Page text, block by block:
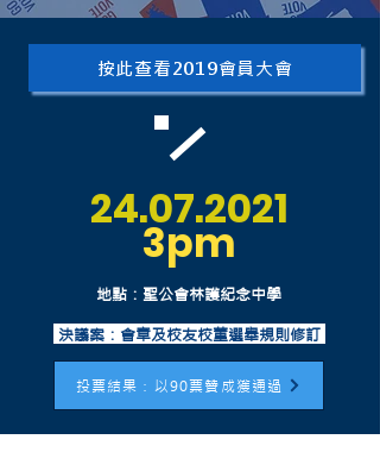
按此查看2019會員大會
24.07.2021
3pm
地點：聖公會林護紀念中學
決議案：會章及校友校董選舉規則修訂
投票結果：以90票贊成獲通過